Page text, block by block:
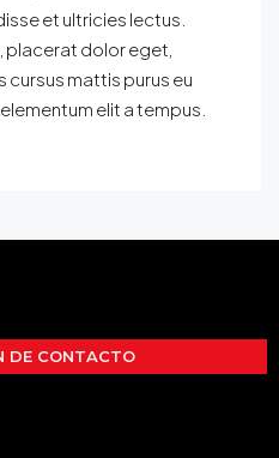
et ultricies lectus.
placerat dolor eget,
cursus mattis purus eu
elit a tempus.
DE CONTACTO